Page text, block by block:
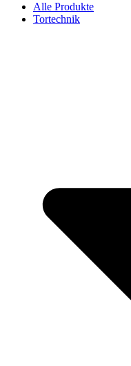
Alle Produkte
Tortechnik